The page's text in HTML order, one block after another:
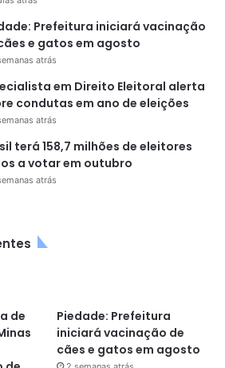
Prefeitura iniciará vacinação
e gatos em agosto
atrás
em Direito Eleitoral alerta
condutas em ano de eleições
atrás
terá 158,7 milhões de eleitores
a votar em outubro
atrás
de
Piedade: Prefeitura
iniciará vacinação de
cães e gatos em agosto